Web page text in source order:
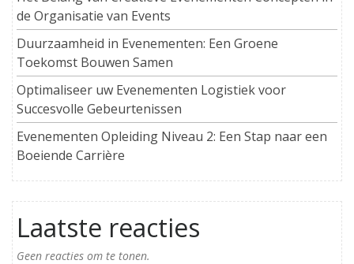
de Organisatie van Events
Duurzaamheid in Evenementen: Een Groene
Toekomst Bouwen Samen
Optimaliseer uw Evenementen Logistiek voor
Succesvolle Gebeurtenissen
Evenementen Opleiding Niveau 2: Een Stap naar een
Boeiende Carrière
Laatste reacties
Geen reacties om te tonen.